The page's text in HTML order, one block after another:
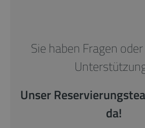
Sie haben Fragen
Unser
da!